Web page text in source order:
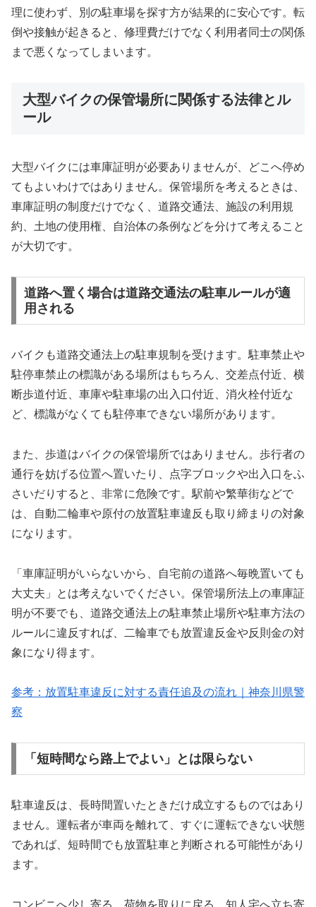
理に使わず、別の駐車場を探す方が結果的に安心です。転
倒や接触が起きると、修理費だけでなく利用者同士の関係
まで悪くなってしまいます。
大型バイクの保管場所に関係する法律とル
ール
大型バイクには車庫証明が必要ありませんが、どこへ停め
てもよいわけではありません。保管場所を考えるときは、
車庫証明の制度だけでなく、道路交通法、施設の利用規
約、土地の使用権、自治体の条例などを分けて考えること
が大切です。
道路へ置く場合は道路交通法の駐車ルールが適
用される
バイクも道路交通法上の駐車規制を受けます。駐車禁止や
駐停車禁止の標識がある場所はもちろん、交差点付近、横
断歩道付近、車庫や駐車場の出入口付近、消火栓付近な
ど、標識がなくても駐停車できない場所があります。
また、歩道はバイクの保管場所ではありません。歩行者の
通行を妨げる位置へ置いたり、点字ブロックや出入口をふ
さいだりすると、非常に危険です。駅前や繁華街などで
は、自動二輪車や原付の放置駐車違反も取り締まりの対象
になります。
「車庫証明がいらないから、自宅前の道路へ毎晩置いても
大丈夫」とは考えないでください。保管場所法上の車庫証
明が不要でも、道路交通法上の駐車禁止場所や駐車方法の
ルールに違反すれば、二輪車でも放置違反金や反則金の対
象になり得ます。
参考：放置駐車違反に対する責任追及の流れ｜神奈川県警
察
「短時間なら路上でよい」とは限らない
駐車違反は、長時間置いたときだけ成立するものではあり
ません。運転者が車両を離れて、すぐに運転できない状態
であれば、短時間でも放置駐車と判断される可能性があり
ます。
コンビニへ少し寄る、荷物を取りに戻る、知人宅へ立ち寄